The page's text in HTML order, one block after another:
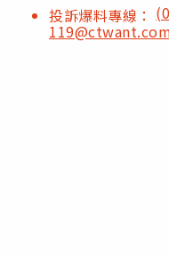
投訴爆料專線：